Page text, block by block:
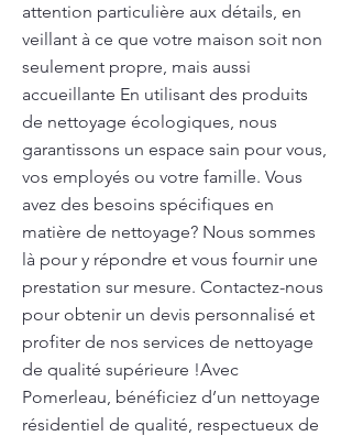
attention particulière aux détails, en
veillant à ce que votre maison soit non
seulement propre, mais aussi
accueillante En utilisant des produits
de nettoyage écologiques, nous
garantissons un espace sain pour vous,
vos employés ou votre famille. Vous
avez des besoins spécifiques en
matière de nettoyage? Nous sommes
là pour y répondre et vous fournir une
prestation sur mesure. Contactez-nous
pour obtenir un devis personnalisé et
profiter de nos services de nettoyage
de qualité supérieure !Avec
Pomerleau, bénéficiez d’un nettoyage
résidentiel de qualité, respectueux de